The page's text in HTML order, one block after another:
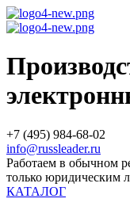
+7 (495) 984-68-02
info@russleader.ru
Работаем в обычном
только юридическим
КАТАЛОГ